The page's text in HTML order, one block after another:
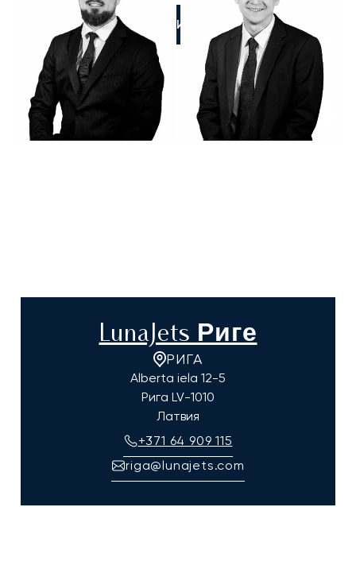
ПОЗВОНИТЕ НАМ
LunaJets Риге
РИГА
Alberta iela 12-5
Рига LV-1010
Латвия
+371 64 909 115
riga@lunajets.com